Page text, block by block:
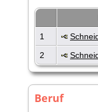
1
2
Beruf